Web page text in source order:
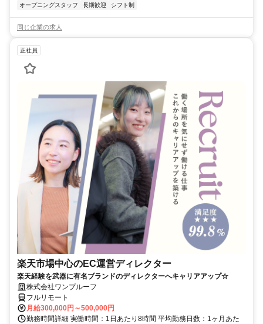
オープニングスタッフ
長期歓迎 シフト制
同じ企業の求人
正社員
楽天市場中心のEC運営ディレクター
楽天経験を武器に有名ブランドのディレクターへキャリアアップ☆
株式会社ワンプルーフ
フルリモート
月給300,000円～500,000円
勤務時間詳細 実働時間：1日あたり8時間 平均勤務日数：1ヶ月あた